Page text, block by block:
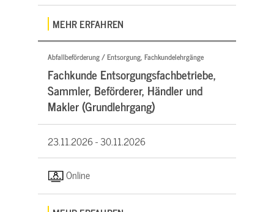
MEHR ERFAHREN
Abfallbeförderung / Entsorgung, Fachkundelehrgänge
Fachkunde Entsorgungsfachbetriebe,
Sammler, Beförderer, Händler und
Makler (Grundlehrgang)
23.11.2026 -30.11.2026
Online